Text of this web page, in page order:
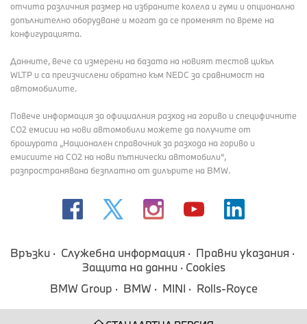
отчита различния размер на избраните колела и гуми и опционално
допълнително оборудване и могат да се променят по време на
конфигурацията.
Данните, вече са измерени на базата на новият тестов цикъл
WLTP и са преизчислени обратно към NEDC за сравнимост на
автомобилите.
Повече информация за официалния разход на гориво и специфичните
СО2 емисии на нови автомобили можете да получите от
брошурата „Национален справочник за разхода на гориво и
емисиите на CO2 на нови пътнически автомобили“,
разпространявана безплатно от дилърите на BMW.
Връзки Служебна информация
Правни указания
Защита на данни
Cookies
BMW Group
BMW MINI Rolls-Royce